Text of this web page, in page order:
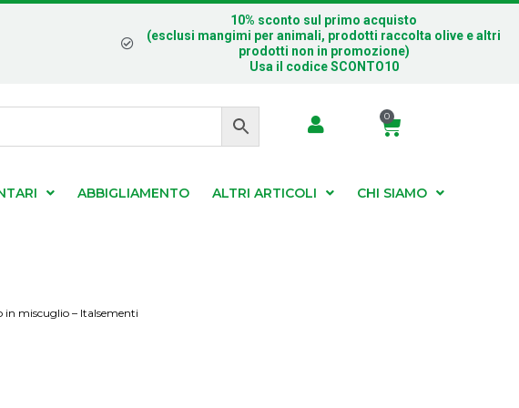
10% sconto sul primo acquisto
(esclusi mangimi per animali, prodotti raccolta olive e altri
prodotti non in promozione)
Usa il codice SCONTO10
0
ABBIGLIAMENTO ALTRI ARTICOLI CHI SIAMO
in miscuglio – Italsementi